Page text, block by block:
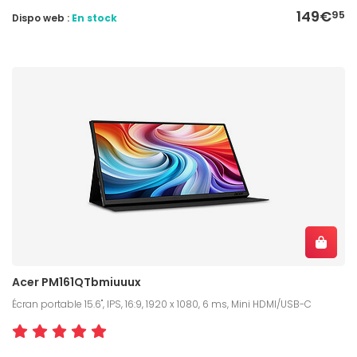
149€95
Dispo web : En stock
Acer PM161QTbmiuuux
Écran portable 15.6", IPS, 16:9, 1920 x 1080, 6 ms, Mini HDMI/USB-C